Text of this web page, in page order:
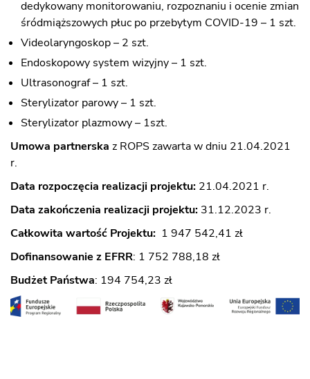
dedykowany monitorowaniu, rozpoznaniu i ocenie zmian
śródmiąższowych płuc po przebytym COVID-19 – 1 szt.
Videolaryngoskop – 2 szt.
Endoskopowy system wizyjny – 1 szt.
Ultrasonograf – 1 szt.
Sterylizator parowy – 1 szt.
Sterylizator plazmowy – 1szt.
Umowa partnerska z ROPS zawarta w dniu 21.04.2021
r.
Data rozpoczęcia realizacji projektu: 21.04.2021 r.
Data zakończenia realizacji projektu: 31.12.2023 r.
Całkowita wartość Projektu: 1 947 542,41 zł
Dofinansowanie z EFRR: 1 752 788,18 zł
Budżet Państwa: 194 754,23 zł